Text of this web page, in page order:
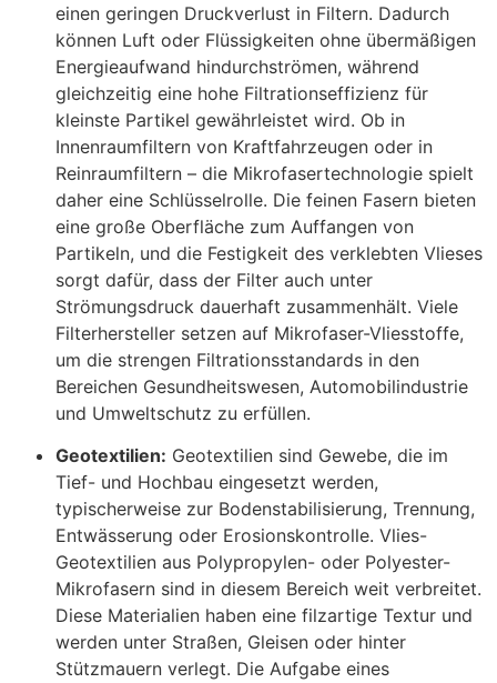
einen geringen Druckverlust in Filtern. Dadurch
können Luft oder Flüssigkeiten ohne übermäßigen
Energieaufwand hindurchströmen, während
gleichzeitig eine hohe Filtrationseffizienz für
kleinste Partikel gewährleistet wird. Ob in
Innenraumfiltern von Kraftfahrzeugen oder in
Reinraumfiltern – die Mikrofasertechnologie spielt
daher eine Schlüsselrolle. Die feinen Fasern bieten
eine große Oberfläche zum Auffangen von
Partikeln, und die Festigkeit des verklebten Vlieses
sorgt dafür, dass der Filter auch unter
Strömungsdruck dauerhaft zusammenhält. Viele
Filterhersteller setzen auf Mikrofaser-Vliesstoffe,
um die strengen Filtrationsstandards in den
Bereichen Gesundheitswesen, Automobilindustrie
und Umweltschutz zu erfüllen.
Geotextilien: Geotextilien sind Gewebe, die im
Tief- und Hochbau eingesetzt werden,
typischerweise zur Bodenstabilisierung, Trennung,
Entwässerung oder Erosionskontrolle. Vlies-
Geotextilien aus Polypropylen- oder Polyester-
Mikrofasern sind in diesem Bereich weit verbreitet.
Diese Materialien haben eine filzartige Textur und
werden unter Straßen, Gleisen oder hinter
Stützmauern verlegt. Die Aufgabe eines